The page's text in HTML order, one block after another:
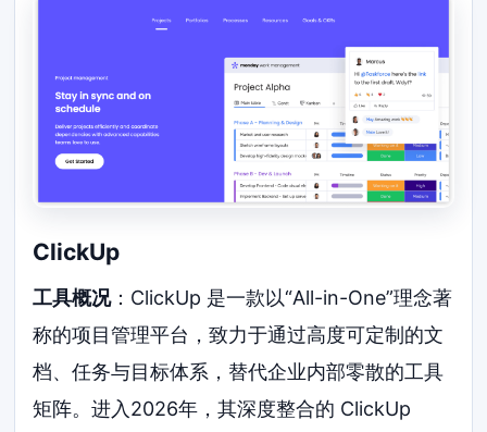
ClickUp
工具概况：ClickUp 是一款以“All-in-One”理念著
称的项目管理平台，致力于通过高度可定制的文
档、任务与目标体系，替代企业内部零散的工具
矩阵。进入2026年，其深度整合的 ClickUp